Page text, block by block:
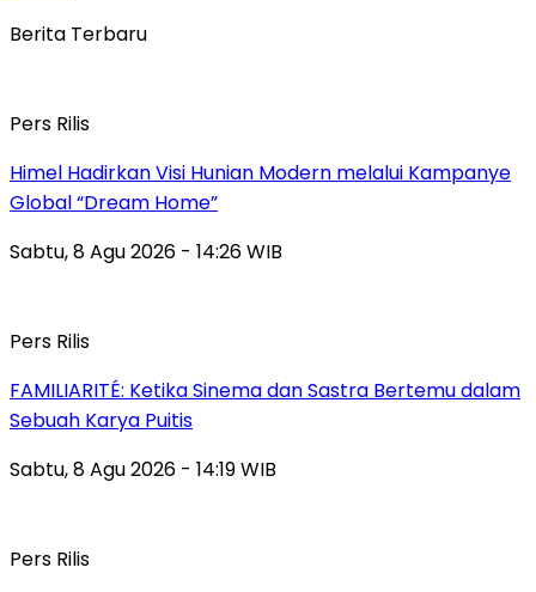
Berita Terbaru
Pers Rilis
Himel Hadirkan Visi Hunian Modern melalui Kampanye
Global “Dream Home”
Sabtu, 8 Agu 2026 - 14:26 WIB
Pers Rilis
FAMILIARITÉ: Ketika Sinema dan Sastra Bertemu dalam
Sebuah Karya Puitis
Sabtu, 8 Agu 2026 - 14:19 WIB
Pers Rilis